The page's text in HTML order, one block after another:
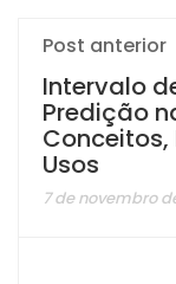
Post anterior
Intervalo
Predição
Conceitos,
Usos
7 de novembro